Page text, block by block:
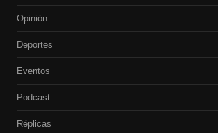
Opinión
Deportes
Eventos
Podcast
Réplicas